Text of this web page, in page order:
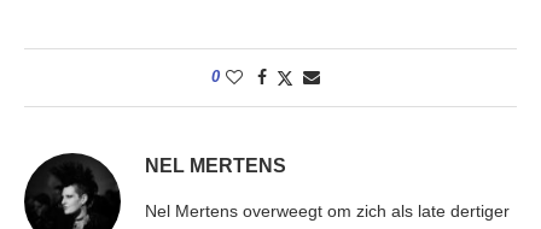
0
NEL MERTENS
Nel Mertens overweegt om zich als late dertiger